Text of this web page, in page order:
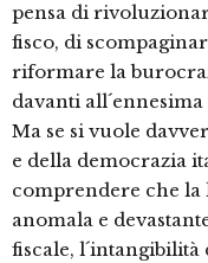
pensa di
fisco, di
riformare la
davanti
Ma se si vuole
e della democrazia
comprendere che la
anomala e
fiscale, l´intangibilità